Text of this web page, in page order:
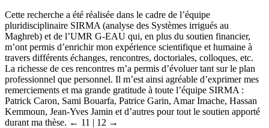
Cette recherche a été réalisée dans le cadre de l’équipe
pluridisciplinaire SIRMA (analyse des Systèmes irrigués au
Maghreb) et de l’UMR G-EAU qui, en plus du soutien financier,
m’ont permis d’enrichir mon expérience scientifique et humaine à
travers différents échanges, rencontres, doctoriales, colloques, etc.
La richesse de ces rencontres m’a permis d’évoluer tant sur le plan
professionnel que personnel. Il m’est ainsi agréable d’exprimer mes
remerciements et ma grande gratitude à toute l’équipe SIRMA :
Patrick Caron, Sami Bouarfa, Patrice Garin, Amar Imache, Hassan
Kemmoun, Jean-Yves Jamin et d’autres pour tout le soutien apporté
durant ma thèse. ← 11 | 12 →